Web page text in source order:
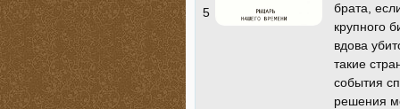
5
брата,
крупного
вдова
такие
события
решения